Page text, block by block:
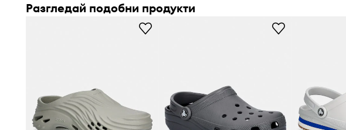
Разгледай подобни продукти